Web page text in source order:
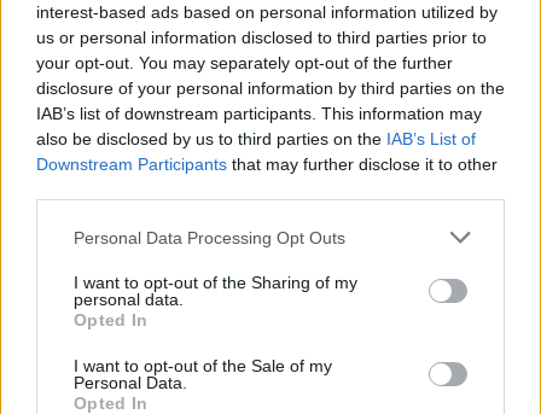
interest-based ads based on personal information utilized by
us or personal information disclosed to third parties prior to
your opt-out. You may separately opt-out of the further
disclosure of your personal information by third parties on the
IAB’s list of downstream participants. This information may
also be disclosed by us to third parties on the IAB’s List of
Downstream Participants that may further disclose it to other
Personal Data Processing Opt Outs
I want to opt-out of the Sharing of my
personal data.
Opted In
I want to opt-out of the Sale of my
Personal Data.
Opted In
Δρώμενο Άσοι των Αιθέρων 2
-Snorkel-
Απαντήσεις:
2
Δρώμενο Έρχεται χειμώνας
-Snorkel-
29/11/16
Δρώμενο Μεγιστάνας Οπωροπωλείου
Απαντήσεις:
0 27/9/17
-Snorkel-
Mini-Event
-Snorkel-
Δρώμενο Πάρτι με πινιάτες
-Snorkel-
Απαντήσεις: